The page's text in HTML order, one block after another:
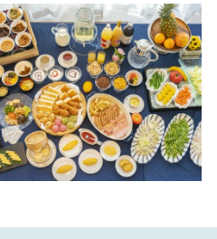
在中温泉大浴場が無料！
ールご利用は、夏季、冬季以外無
び冬季は優待料金でご利用い
上／500円 12歳以下／300円 （
クイン前・アウト後もご利用いただ
曜日は大浴場15時から、プール